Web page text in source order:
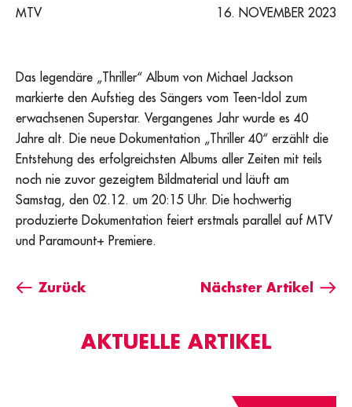
MTV 16. NOVEMBER 2023
Das legendäre „Thriller“ Album von Michael Jackson
markierte den Aufstieg des Sängers vom Teen-Idol zum
erwachsenen Superstar. Vergangenes Jahr wurde es 40
Jahre alt. Die neue Dokumentation „Thriller 40“ erzählt die
Entstehung des erfolgreichsten Albums aller Zeiten mit teils
noch nie zuvor gezeigtem Bildmaterial und läuft am
Samstag, den 02.12. um 20:15 Uhr. Die hochwertig
produzierte Dokumentation feiert erstmals parallel auf MTV
und Paramount+ Premiere.
Zurück Nächster Artikel
AKTUELLE ARTIKEL